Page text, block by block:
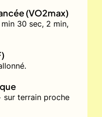
(VO2max)
30 sec, 2 min,
sur terrain proche